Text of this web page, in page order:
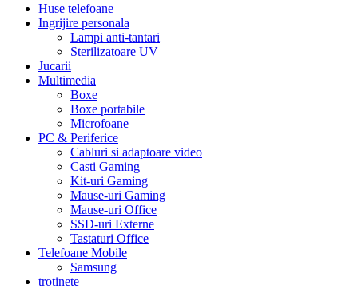
Huse telefoane
Ingrijire personala
Lampi anti-tantari
Sterilizatoare UV
Jucarii
Multimedia
Boxe
Boxe portabile
Microfoane
PC & Periferice
Cabluri si adaptoare video
Casti Gaming
Kit-uri Gaming
Mause-uri Gaming
Mause-uri Office
SSD-uri Externe
Tastaturi Office
Telefoane Mobile
Samsung
trotinete